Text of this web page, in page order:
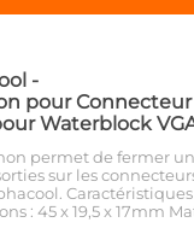
-
pour Connecteur
Waterblock
permet de fermer
sur les
: 45 x 19,5 x 17mm